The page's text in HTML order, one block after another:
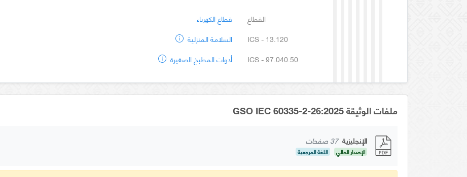
القطاع
قطاع الكهرباء
ICS - 13.120
السلامة المنزلية
ICS - 97.040.50
أدوات المطبخ الصغيرة
ملفات الوثيقة GSO IEC 60335-2-26:2025
الإنجليزية 37 صفحات
الإصدار الحالي اللغة المرجعية